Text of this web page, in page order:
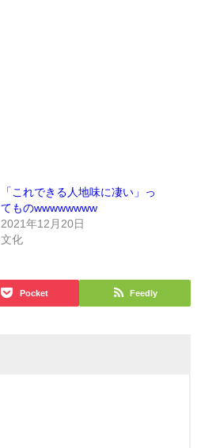
「これできる人地味に凄い」っ
てものwwwwwwww
2021年12月20日
文化
Pocket Feedly